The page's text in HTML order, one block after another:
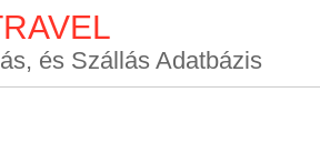
és Szállás Adatbázis